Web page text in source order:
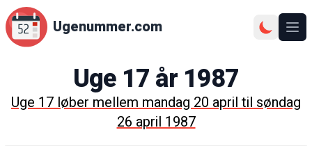
Ugenummer.com
Uge 17år 1987
Uge17løber mellemmandag 20 apriltilsøndag
26 april 1987